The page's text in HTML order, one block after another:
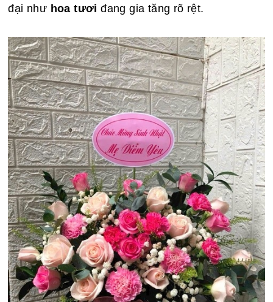
đại như hoa tươi đang gia tăng rõ rệt.